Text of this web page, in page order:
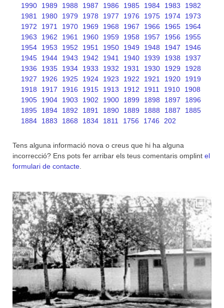
1990
1989 1988 1987 1986 1985 1984 1983
1982
1981
1980 1979 1978 1977 1976 1975 1974
1973
1972
1971 1970 1969 1968 1967 1966 1965
1964
1963
1962 1961 1960 1959 1958 1957 1956
1955
1954
1953 1952 1951 1950 1949 1948 1947
1946
1945
1944 1943 1942 1941 1940 1939 1938
1937
1936
1935 1934 1933 1932 1931 1930 1929
1928
1927
1926 1925 1924 1923 1922 1921 1920
1919
1918
1917 1916 1915 1913 1912 1911 1910
1908
1905
1904 1903 1902 1900 1899 1898 1897
1896
1895
1894 1892 1891 1890 1889 1888 1887
1885
1884
1883 1868 1834 1811 1756 1746 202
Tens alguna informació nova o creus que hi ha alguna
incorrecció? Ens pots fer arribar els teus comentaris omplint el
formulari de contacte.